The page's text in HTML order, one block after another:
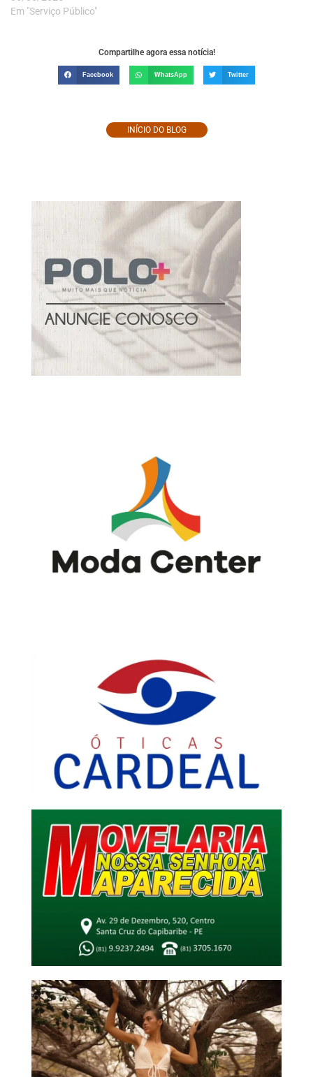
Em "Serviço Público"
Compartilhe agora essa notícia!
Facebook WhatsApp Twitter
INÍCIO DO BLOG